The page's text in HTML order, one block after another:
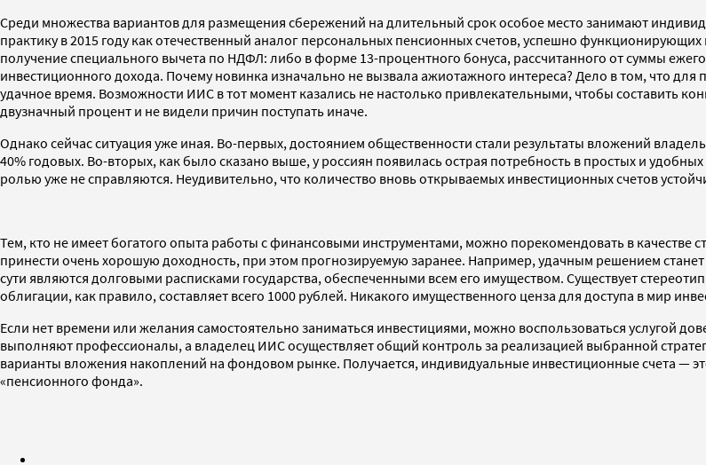
Среди множества вариантов для размещения сбережений на длительный срок особое место занимают
практику в 2015 году как отечественный аналог персональных пенсионных счетов, успешно
получение специального вычета по НДФЛ: либо в форме 13-процентного бонуса, рассчитанного от суммы
инвестиционного дохода. Почему новинка изначально не вызвала ажиотажного интереса? Дело в том, что
удачное время. Возможности ИИС в тот момент казались не настолько привлекательными, чтобы составить
двузначный процент и не видели причин поступать иначе.
Однако сейчас ситуация уже иная. Во-первых, достоянием общественности стали результаты вложений
40% годовых. Во-вторых, как было сказано выше, у россиян появилась острая потребность в простых и
ролью уже не справляются. Неудивительно, что количество вновь открываемых инвестиционных счетов
Тем, кто не имеет богатого опыта работы с финансовыми инструментами, можно порекомендовать в качестве
принести очень хорошую доходность, при этом прогнозируемую заранее. Например, удачным решением
сути являются долговыми расписками государства, обеспеченными всем его имуществом. Существует
облигации, как правило, составляет всего 1000 рублей. Никакого имущественного ценза для доступа в мир
Если нет времени или желания самостоятельно заниматься инвестициями, можно воспользоваться услугой
выполняют профессионалы, а владелец ИИС осуществляет общий контроль за реализацией выбранной
варианты вложения накоплений на фондовом рынке. Получается, индивидуальные инвестиционные счета —
«пенсионного фонда».